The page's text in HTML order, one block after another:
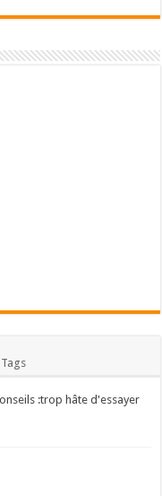
Tags
:trop hâte d'essayer